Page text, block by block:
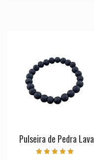
Pulseira de Pedra Lava